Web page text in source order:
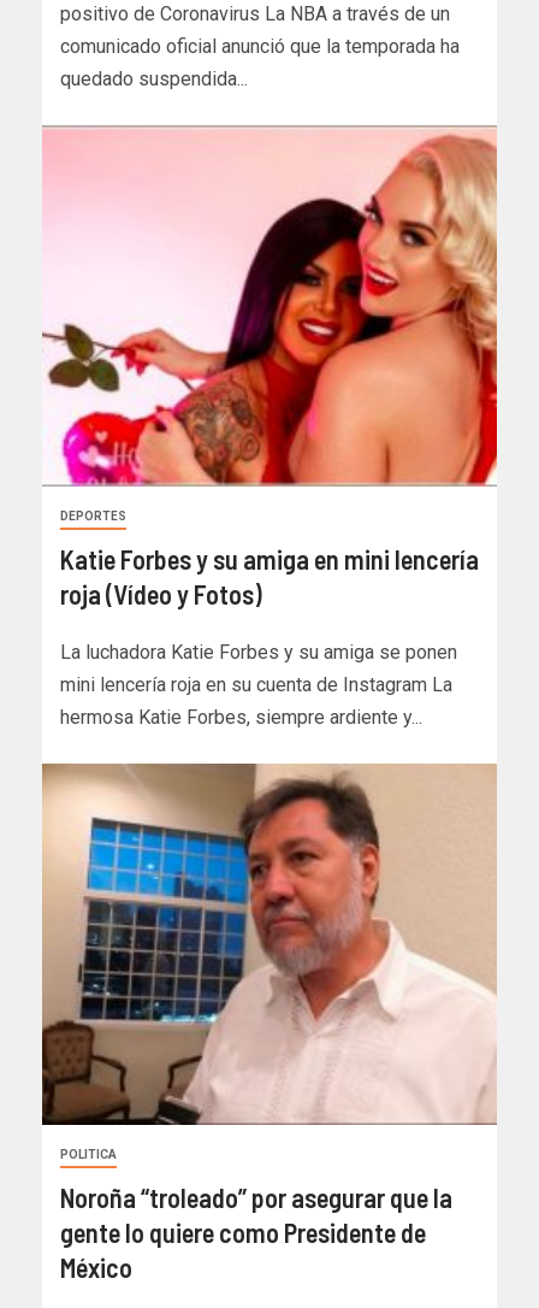
positivo de Coronavirus La NBA a través de un
comunicado oficial anunció que la temporada ha
quedado suspendida...
DEPORTES
Katie Forbes y su amiga en mini lencería
roja (Vídeo y Fotos)
La luchadora Katie Forbes y su amiga se ponen
mini lencería roja en su cuenta de Instagram La
hermosa Katie Forbes, siempre ardiente y...
POLITICA
Noroña “troleado” por asegurar que la
gente lo quiere como Presidente de
México